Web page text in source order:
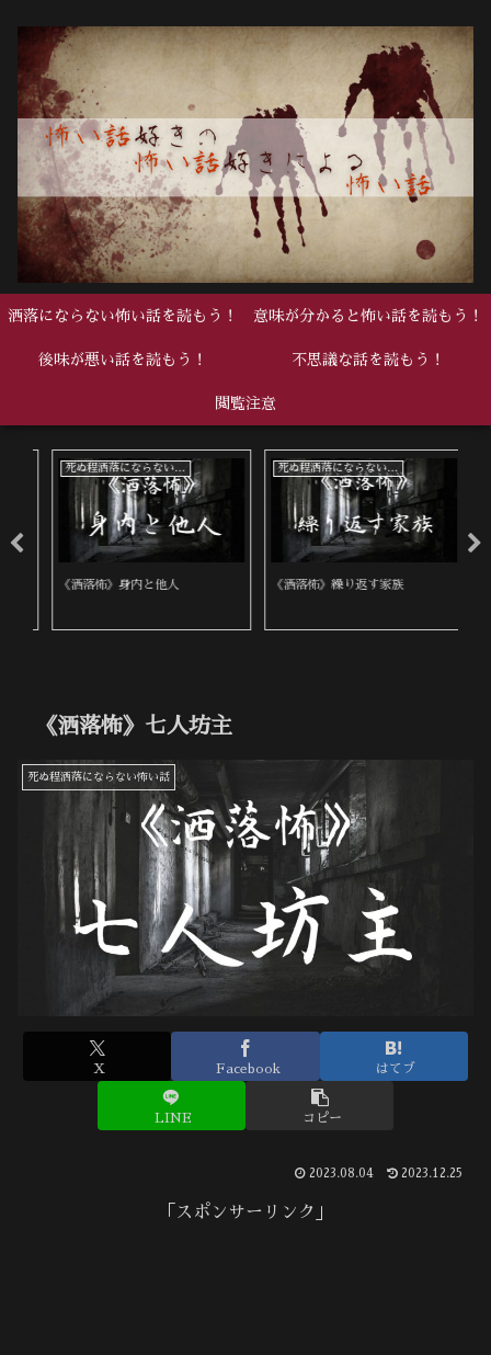
洒落にならない怖い話を読もう！ 意味が分かると怖い話を読もう！
後味が悪い話を読もう！ 不思議な話を読もう！
閲覧注意
死ぬ程洒落にならない怖い話
《洒落怖》身内と他人
死ぬ程洒落にならない怖い話
《洒落怖》繰り返す家族
《洒落怖》七人坊主
死ぬ程洒落にならない怖い話
X Facebook はてブ
LINE コピー
2023.08.04 2023.12.25
「スポンサーリンク」